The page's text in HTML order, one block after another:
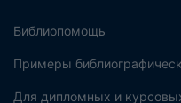
Библиопомощь
Примеры
Для дипломных и